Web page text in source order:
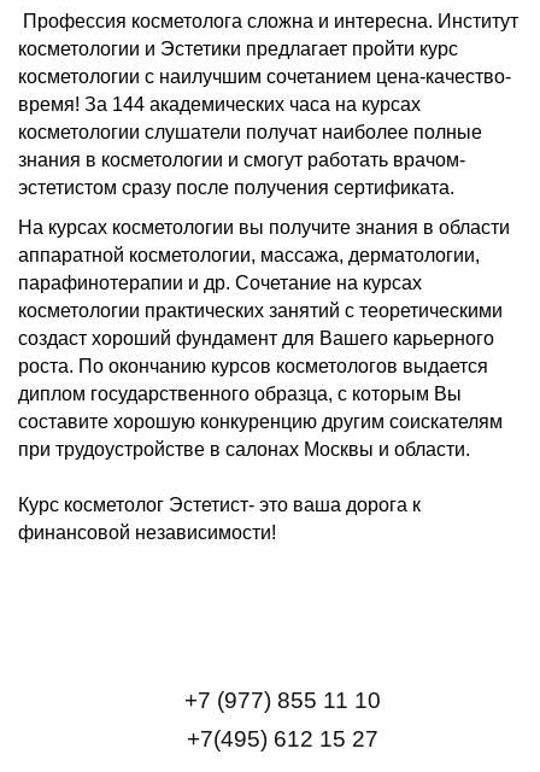
Профессия косметолога сложна и интересна. Институт
косметологии и Эстетики предлагает пройти курс
косметологии с наилучшим сочетанием цена-качество-
время! За 144 академических часа на курсах
косметологии слушатели получат наиболее полные
знания в косметологии и смогут работать врачом-
эстетистом сразу после получения сертификата.
На курсах косметологии вы получите знания в области
аппаратной косметологии, массажа, дерматологии,
парафинотерапии и др. Сочетание на курсах
косметологии практических занятий с теоретическими
создаст хороший фундамент для Вашего карьерного
роста. По окончанию курсов косметологов выдается
диплом государственного образца, с которым Вы
составите хорошую конкуренцию другим соискателям
при трудоустройстве в салонах Москвы и области.
Курс косметолог Эстетист- это ваша дорога к
финансовой независимости!
+7 (977) 855 11 10
+7(495) 612 15 27